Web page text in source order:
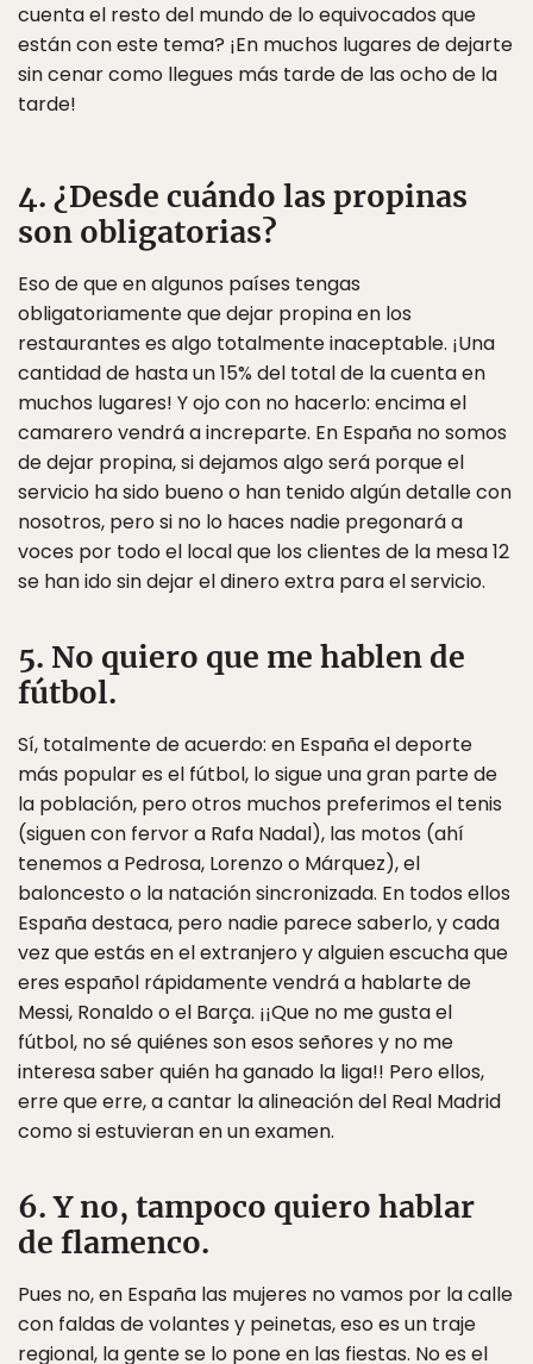
cuenta el resto del mundo de lo equivocados que
están con este tema? ¡En muchos lugares de dejarte
sin cenar como llegues más tarde de las ocho de la
tarde!
4. ¿Desde cuándo las propinas
son obligatorias?
Eso de que en algunos países tengas
obligatoriamente que dejar propina en los
restaurantes es algo totalmente inaceptable. ¡Una
cantidad de hasta un 15% del total de la cuenta en
muchos lugares! Y ojo con no hacerlo: encima el
camarero vendrá a increparte. En España no somos
de dejar propina, si dejamos algo será porque el
servicio ha sido bueno o han tenido algún detalle con
nosotros, pero si no lo haces nadie pregonará a
voces por todo el local que los clientes de la mesa 12
se han ido sin dejar el dinero extra para el servicio.
5. No quiero que me hablen de
fútbol.
Sí, totalmente de acuerdo: en España el deporte
más popular es el fútbol, lo sigue una gran parte de
la población, pero otros muchos preferimos el tenis
(siguen con fervor a Rafa Nadal), las motos (ahí
tenemos a Pedrosa, Lorenzo o Márquez), el
baloncesto o la natación sincronizada. En todos ellos
España destaca, pero nadie parece saberlo, y cada
vez que estás en el extranjero y alguien escucha que
eres español rápidamente vendrá a hablarte de
Messi, Ronaldo o el Barça. ¡¡Que no me gusta el
fútbol, no sé quiénes son esos señores y no me
interesa saber quién ha ganado la liga!! Pero ellos,
erre que erre, a cantar la alineación del Real Madrid
como si estuvieran en un examen.
6. Y no, tampoco quiero hablar
de flamenco.
Pues no, en España las mujeres no vamos por la calle
con faldas de volantes y peinetas, eso es un traje
regional, la gente se lo pone en las fiestas. No es el